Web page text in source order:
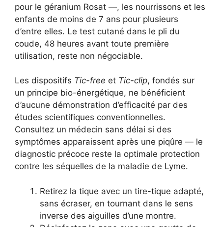
pour le géranium Rosat —, les nourrissons et les
enfants de moins de 7 ans pour plusieurs
d’entre elles. Le test cutané dans le pli du
coude, 48 heures avant toute première
utilisation, reste non négociable.
Les dispositifs Tic-free et Tic-clip, fondés sur
un principe bio-énergétique, ne bénéficient
d’aucune démonstration d’efficacité par des
études scientifiques conventionnelles.
Consultez un médecin sans délai si des
symptômes apparaissent après une piqûre — le
diagnostic précoce reste la optimale protection
contre les séquelles de la maladie de Lyme.
Retirez la tique avec un tire-tique adapté,
sans écraser, en tournant dans le sens
inverse des aiguilles d’une montre.